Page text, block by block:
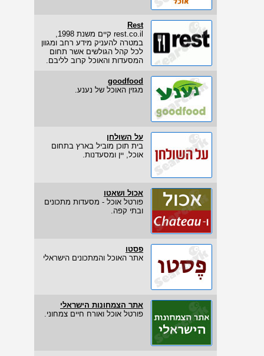
Rest
rest.co.il קיים משנת 1998,
במטרה להעניק מידע רחב ומגוון
לכל קהל הגולשים אשר תחום
המסעדות והאוכל קרוב לליבם.
goodfood
מגזין האוכל של נענע.
על השולחן
בית תוכן מוביל בארץ בתחום
אוכל, יין ומסעדנות.
אכול ושאטו
פורטל אוכל - מסעדות מתכונים
ובתי קפה.
פסטו
אתר האוכל והמתכונים הישראלי
אתר הצמחונות הישראלי
פורטל אוכל ואורח חיים צמחוני.